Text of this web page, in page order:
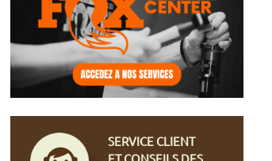
SERVICE CLIENT
ET CONSEILS DES